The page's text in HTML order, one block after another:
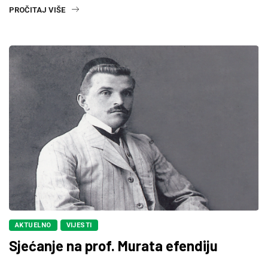
PROČITAJ VIŠE
AKTUELNO VIJESTI
Sjećanje na prof. Murata efendiju